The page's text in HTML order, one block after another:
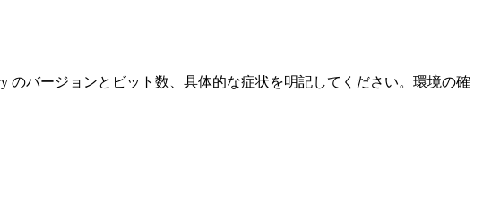
のバージョンとビット数、具体的な症状を明記してください。環境の確